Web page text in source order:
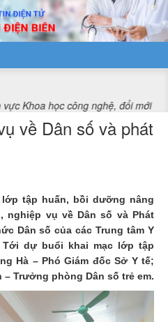
công nghệ, đổi mới sáng tạo
về Dân số và phát
tập huấn, bồi dưỡng nâng
nghiệp vụ về Dân số và Phát
Dân số của các Trung tâm Y
dự buổi khai mạc lớp tập
Hà – Phó Giám đốc Sở Y tế;
Trưởng phòng Dân số trẻ em.